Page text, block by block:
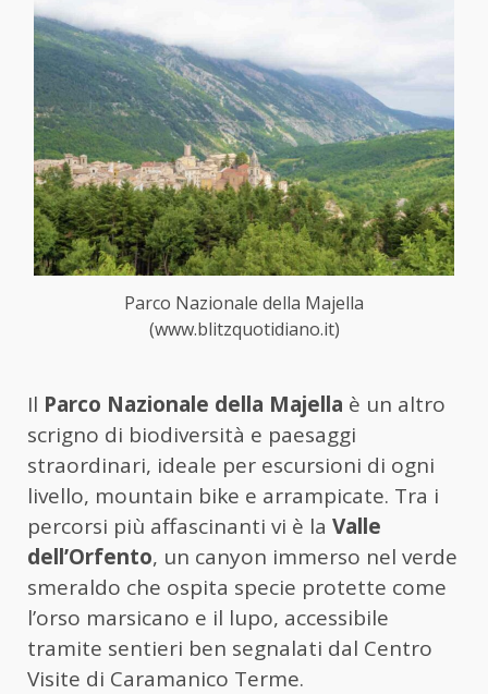
Parco Nazionale della Majella
(www.blitzquotidiano.it)
Il Parco Nazionale della Majella è un altro
scrigno di biodiversità e paesaggi
straordinari, ideale per escursioni di ogni
livello, mountain bike e arrampicate. Tra i
percorsi più affascinanti vi è la Valle
dell’Orfento, un canyon immerso nel verde
smeraldo che ospita specie protette come
l’orso marsicano e il lupo, accessibile
tramite sentieri ben segnalati dal Centro
Visite di Caramanico Terme.